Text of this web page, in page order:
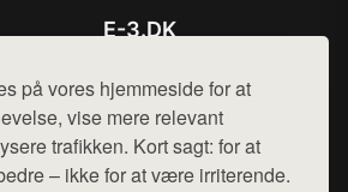
på vores hjemmeside for at
vise mere relevant
trafikken. Kort sagt: for at
– ikke for at være irriterende.
E-3.DK
Mail: hej@want.dk
Cookie- og privatlivspolitik